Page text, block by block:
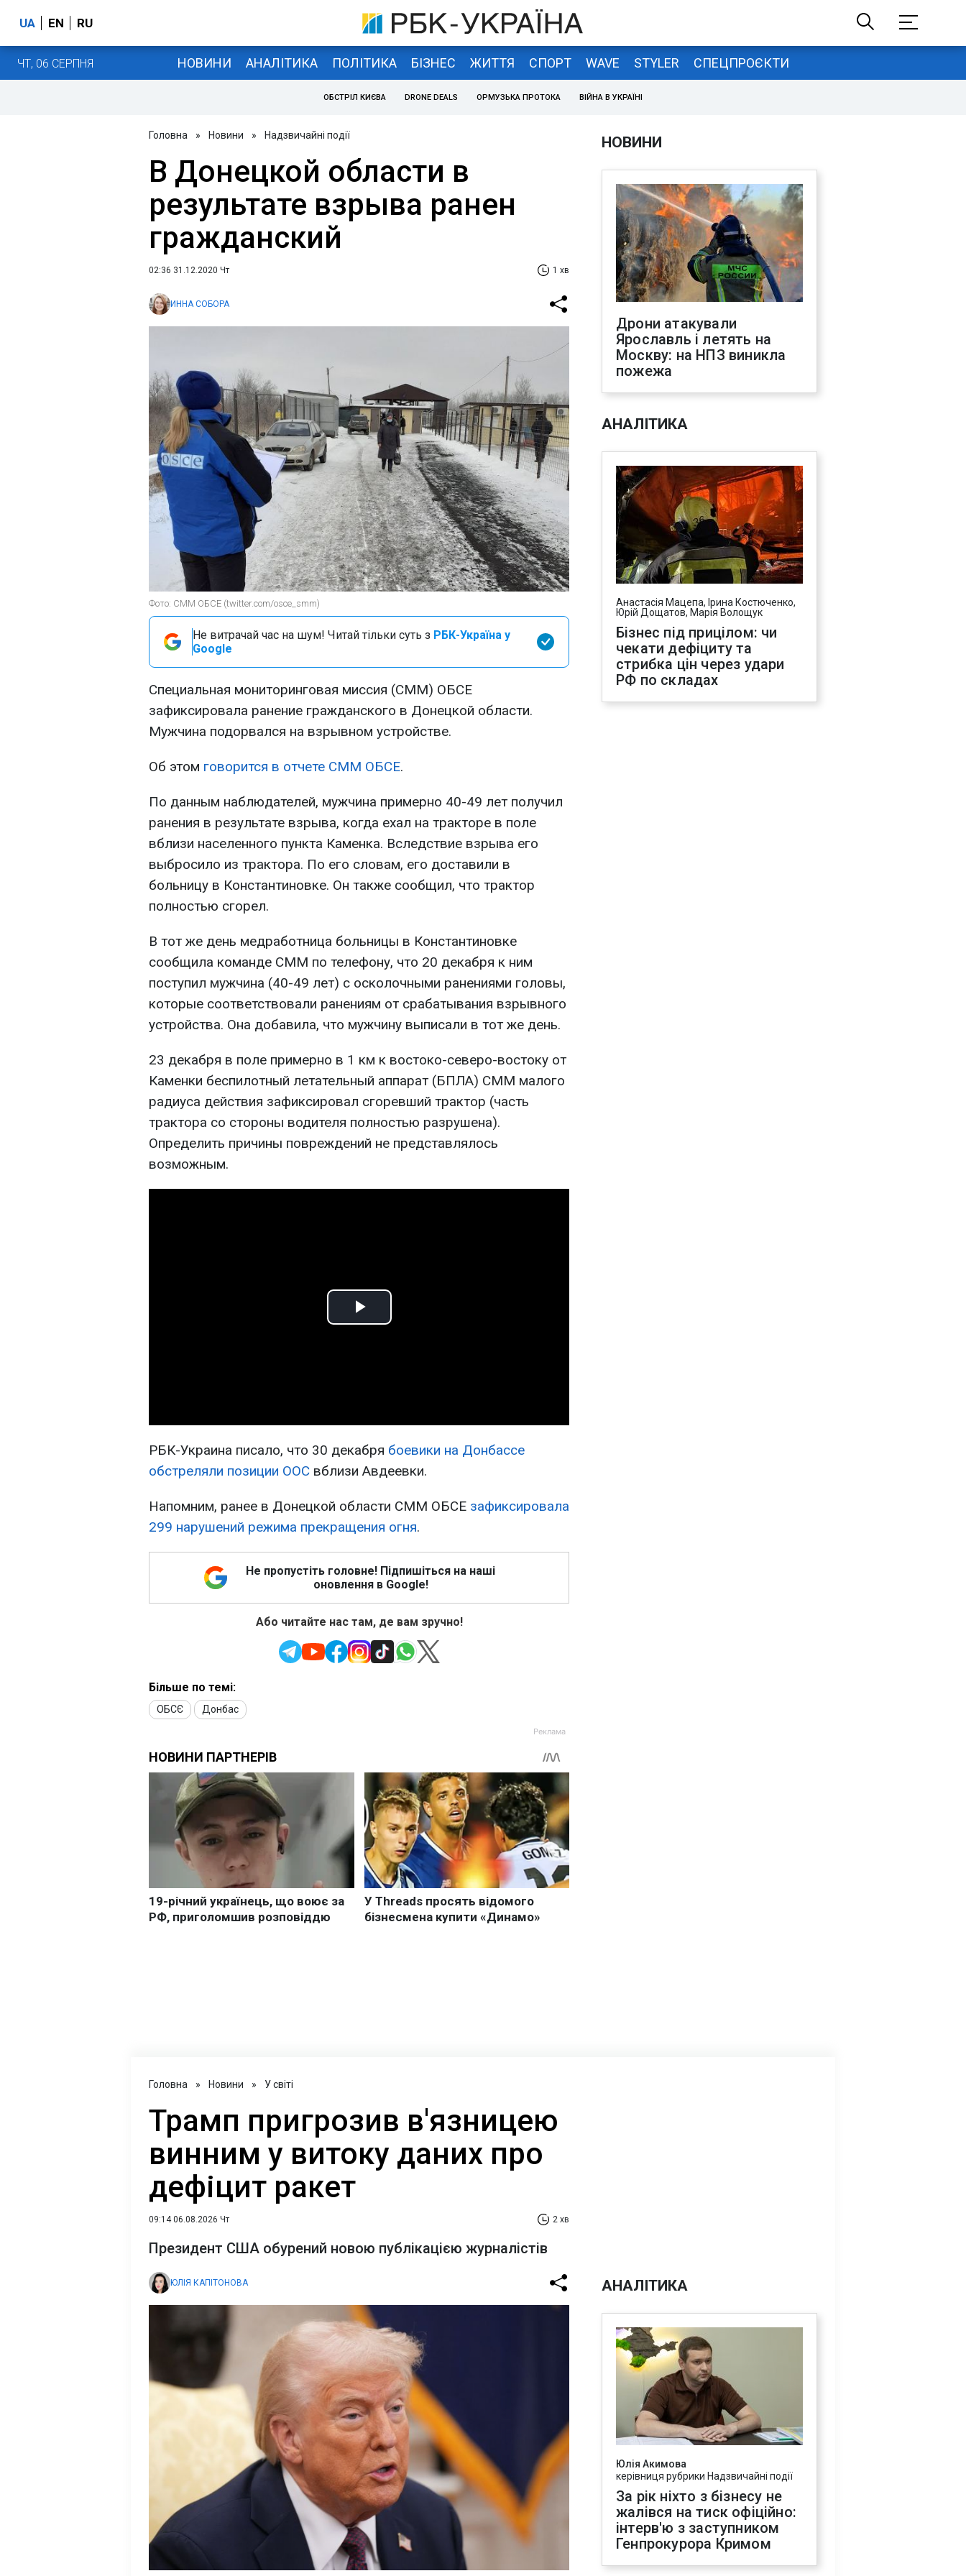
UA EN RU
ЧТ, 06 СЕРПНЯ НОВИНИ АНАЛІТИКА ПОЛІТИКА БІЗНЕС ЖИТТЯ СПОРТ WAVE STYLER СПЕЦПРОЄКТИ
ОБСТРІЛ КИЄВА DRONE DEALS ОРМУЗЬКА ПРОТОКА ВІЙНА В УКРАЇНІ
Головна » Новини » Надзвичайні події
В Донецкой области в
результате взрыва ранен
гражданский
02:36 31.12.2020 Чт 1 хв
ИННА СОБОРА
Фото: СММ ОБСЕ (twitter.com/osce_smm)
Не витрачай час на шум! Читай тільки суть з РБК-Україна у
Google
Специальная мониторинговая миссия (СММ) ОБСЕ
зафиксировала ранение гражданского в Донецкой области.
Мужчина подорвался на взрывном устройстве.
Об этом говорится в отчете СММ ОБСЕ.
По данным наблюдателей, мужчина примерно 40-49 лет получил
ранения в результате взрыва, когда ехал на тракторе в поле
вблизи населенного пункта Каменка. Вследствие взрыва его
выбросило из трактора. По его словам, его доставили в
больницу в Константиновке. Он также сообщил, что трактор
полностью сгорел.
В тот же день медработница больницы в Константиновке
сообщила команде СММ по телефону, что 20 декабря к ним
поступил мужчина (40-49 лет) с осколочными ранениями головы,
которые соответствовали ранениям от срабатывания взрывного
устройства. Она добавила, что мужчину выписали в тот же день.
23 декабря в поле примерно в 1 км к востоко-северо-востоку от
Каменки беспилотный летательный аппарат (БПЛА) СММ малого
радиуса действия зафиксировал сгоревший трактор (часть
трактора со стороны водителя полностью разрушена).
Определить причины повреждений не представлялось
возможным.
Play
РБК-Украина писало, что 30 декабря боевики на Донбассе
обстреляли позиции ООС вблизи Авдеевки.
Напомним, ранее в Донецкой области СММ ОБСЕ зафиксировала
299 нарушений режима прекращения огня.
Не пропустіть головне! Підпишіться на наші
оновлення в Google!
Або читайте нас там, де вам зручно!
Більше по темі:
ОБСЄ Донбас
НОВИНИ
Дрони атакували
Ярославль і летять на
Москву: на НПЗ виникла
пожежа
АНАЛІТИКА
Анастасія Мацепа, Ірина Костюченко,
Юрій Дощатов, Марія Волощук
Бізнес під прицілом: чи
чекати дефіциту та
стрибка цін через удари
РФ по складах
Головна » Новини » У світі
Трамп пригрозив в'язницею
винним у витоку даних про
дефіцит ракет
09:14 06.08.2026 Чт 2 хв
Президент США обурений новою публікацією журналістів
ЮЛІЯ КАПІТОНОВА АНАЛІТИКА
Юлія Акимова
керівниця рубрики Надзвичайні події
За рік ніхто з бізнесу не
жалівся на тиск офіційно:
інтерв'ю з заступником
Генпрокурора Кримом